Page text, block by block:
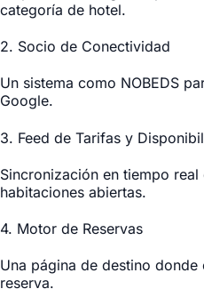
categoría de hotel.
2. Socio de Conectividad
Un sistema como NOBEDS
Google.
3. Feed de Tarifas y
Sincronización en tiempo
habitaciones abiertas.
4. Motor de Reservas
Una página de destino
reserva.